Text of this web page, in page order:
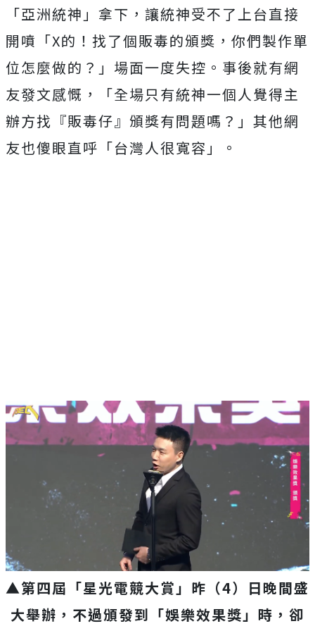
「亞洲統神」拿下，讓統神受不了上台直接
開噴「X的！找了個販毒的頒獎，你們製作單
位怎麼做的？」 場面一度失控。事後就有網
友發文感慨，「全場只有統神一個人覺得主
辦方找『販毒仔』頒獎有問題嗎？」其他網
友也傻眼直呼「台灣人很寬容」。
▲第四屆「星光電競大賞」昨（4）日晚間盛
大舉辦，不過頒發到「娛樂效果獎」時，卻